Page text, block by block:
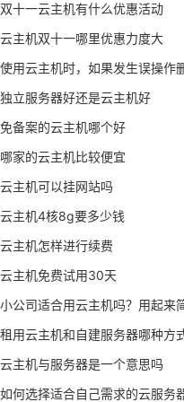
双十一云主机有什么优惠活动
云主机双十一哪里优惠力度大
使用云主机时，如果发生误操作
独立服务器好还是云主机好
免备案的云主机哪个好
哪家的云主机比较便宜
云主机可以挂网站吗
云主机4核8g要多少钱
云主机怎样进行续费
云主机免费试用30天
小公司适合用云主机吗？用起来
租用云主机和自建服务器哪种方
云主机与服务器是一个意思吗
如何选择适合自己需求的云服务